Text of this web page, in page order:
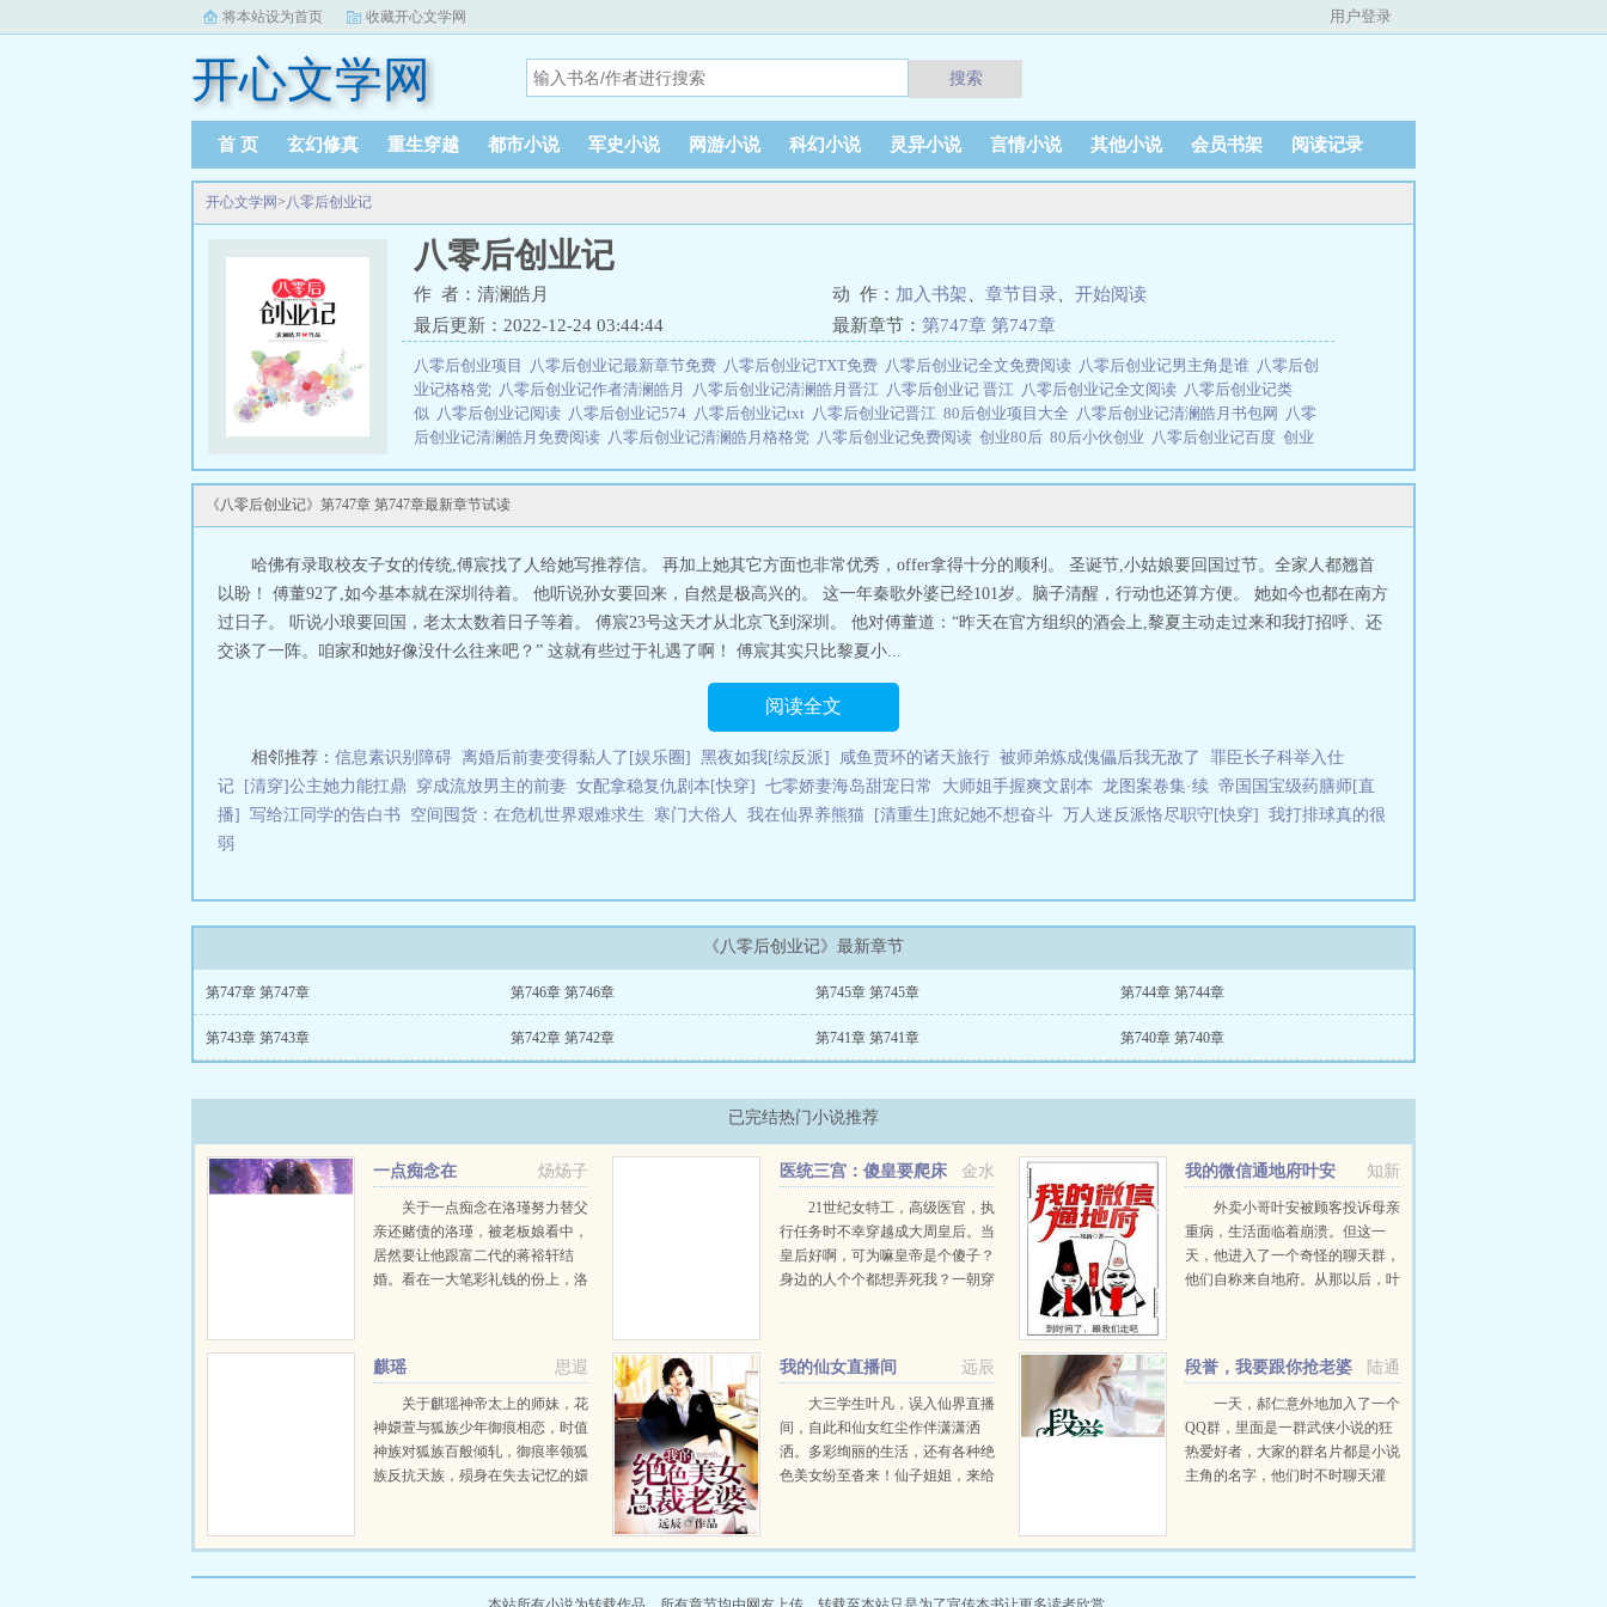
将本站设为首页 收藏开心文学网 用户登录
开心文学网 搜索
首 页 玄幻修真 重生穿越 都市小说 军史小说 网游小说 科幻小说 灵异小说 言情小说 其他小说 会员书架 阅读记录
开心文学网>八零后创业记
八零后创业记
作 者：清澜皓月 动 作： 加入书架 章节目录
开始阅读
最后更新：2022-12-24 03:44:44
最新章节： 第747章 第747章
八零后创业项目 八零后创业记最新章节免费 八零后创业记TXT免费 八零后创业记全文免费阅读 八零后创业记男主角是谁 八零后创
业记格格党 八零后创业记作者清澜皓月 八零后创业记清澜皓月晋江 八零后创业记 晋江 八零后创业记全文阅读 八零后创业记类
似 八零后创业记阅读 八零后创业记574 八零后创业记txt 八零后创业记晋江 80后创业项目大全 八零后创业记清澜皓月书包网
八零
后创业记清澜皓月免费阅读 八零后创业记清澜皓月格格党 八零后创业记免费阅读 创业80后 80后小伙创业 八零后创业记百度 创业
零后创业记txt百度八零后创业记在线阅读穿越七零我被国家团宠了八零后创业记574清澜皓月八零后创业记 清澜皓月八零后创业
记笔趣阁80后创业成功
学校不包分配了，得自主就业。八零后的难题她一个也没有躲过：就业困难、房价高涨……无依无傍的她只能靠自己，活出了一个风
生水起..八零后创业记
《八零后创业记》第747章 第747章最新章节试读
哈佛有录取校友子女的传统,傅宸找了人给她写推荐信。 再加上她其它方面也非常优秀，offer拿得十分的顺利。 圣诞节,小姑娘要回国过节。全家人都翘首
以盼！ 傅董92了,如今基本就在深圳待着。 他听说孙女要回来，自然是极高兴的。 这一年秦歌外婆已经101岁。脑子清醒，行动也还算方便。 她如今也都在南方
过日子。 听说小琅要回国，老太太数着日子等着。 傅宸23号这天才从北京飞到深圳。 他对傅董道：“昨天在官方组织的酒会上,黎夏主动走过来和我打招呼、还
交谈了一阵。咱家和她好像没什么往来吧？” 这就有些过于礼遇了啊！ 傅宸其实只比黎夏小...
阅读全文
相邻推荐： 信息素识别障碍 离婚后前妻变得黏人了[娱乐圈] 黑夜如我[综反派] 咸鱼贾环的诸天旅行 被师弟炼成傀儡后我无敌了
罪臣长子科举入仕
记
[清穿]公主她力能扛鼎 穿成流放男主的前妻 女配拿稳复仇剧本[快穿] 七零娇妻海岛甜宠日常 大师姐手握爽文剧本 龙图案卷集·续 帝国国宝级药膳师[直
播]
写给江同学的告白书 空间囤货：在危机世界艰难求生 寒门大俗人 我在仙界养熊猫 [清重生]庶妃她不想奋斗 万人迷反派恪尽职守[快穿]
我打排球真的很
弱
《八零后创业记》最新章节
第747章 第747章 第746章 第746章 第745章 第745章 第744章 第744章
第743章 第743章 第742章 第742章 第741章 第741章 第740章 第740章
已完结热门小说推荐
炀炀子
一点痴念在
关于一点痴念在洛瑾努力替父
亲还赌债的洛瑾，被老板娘看中，
居然要让他跟富二代的蒋裕轩结
婚。看在一大笔彩礼钱的份上，洛
漠。而且还有两个5岁的儿女...
金水
医统三宫：傻皇要爬床
21世纪女特工，高级医官，执
行任务时不幸穿越成大周皇后。当
皇后好啊，可为嘛皇帝是个傻子？
身边的人个个都想弄死我？一朝穿
来却发现我才...
知新
我的微信通地府叶安
外卖小哥叶安被顾客投诉母亲
重病，生活面临着崩溃。但这一
天，他进入了一个奇怪的聊天群，
他们自称来自地府。从那以后，叶
无上神威。叮！恭喜，抢到阎罗...
思遐
麒瑶
关于麒瑶神帝太上的师妹，花
神嬛萱与狐族少年御痕相恋，时值
神族对狐族百般倾轧，御痕率领狐
族反抗天族，殒身在失去记忆的嬛
瑶与魔君麒麟玉相恋，为护夫君她
远辰
我的仙女直播间
大三学生叶凡，误入仙界直播
间，自此和仙女红尘作伴潇潇洒
洒。多彩绚丽的生活，还有各种绝
色美女纷至沓来！仙子姐姐，来给
中华抽！财神啊，我缺钱了，快撒
陆通
段誉，我要跟你抢老婆
一天，郝仁意外地加入了一个
QQ群，里面是一群武侠小说的狂
热爱好者，大家的群名片都是小说
主角的名字，他们时不时聊天灌
抢到了杨过的玄铁重剑。恭喜你，